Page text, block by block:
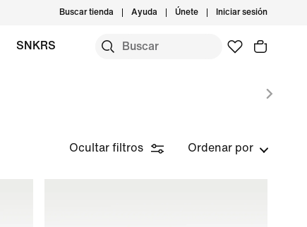
Buscar tienda Ayuda Únete Iniciar sesión
SNKRS
Ocultar filtros Ordenar por